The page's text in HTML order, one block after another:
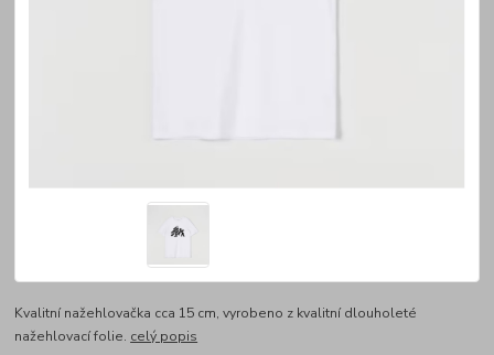
Kvalitní nažehlovačka cca 15 cm, vyrobeno z kvalitní dlouholeté
nažehlovací folie. celý popis